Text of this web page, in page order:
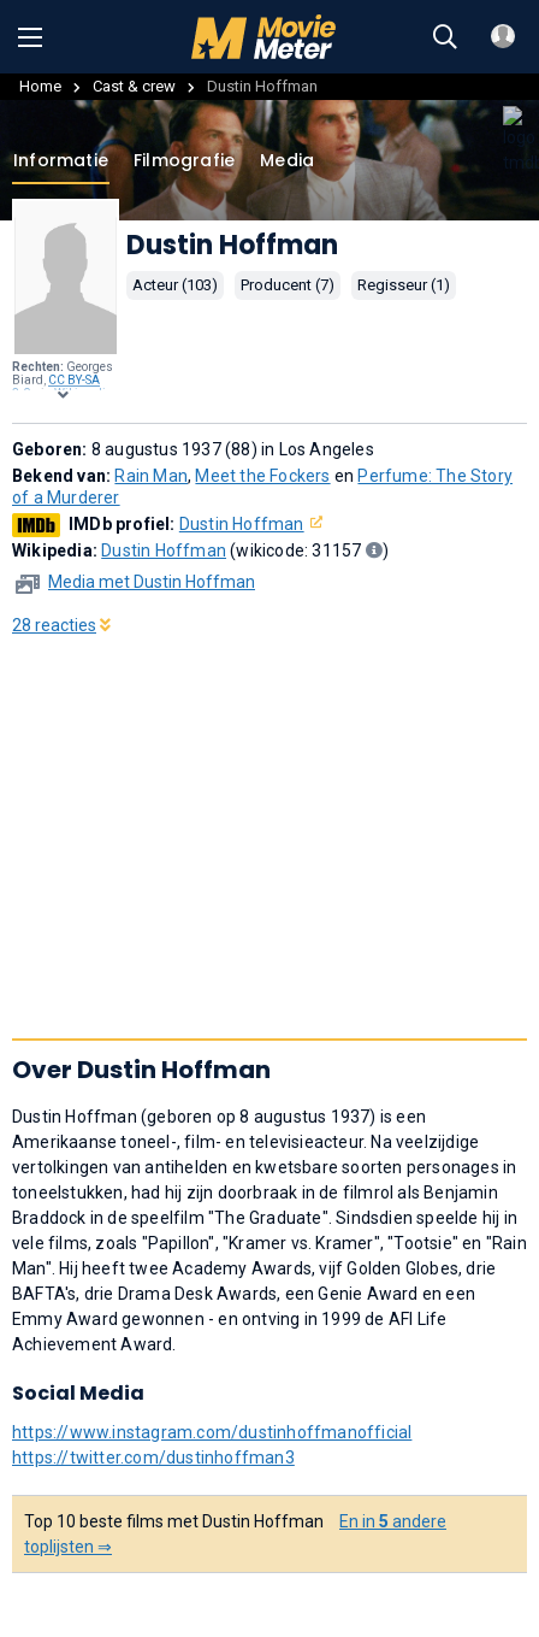
Home Cast & crew Dustin Hoffman
Rechten: Georges
Biard, CC BY-SA
3.0 , via Wikimedia
Informatie Filmografie Media
Dustin Hoffman
Acteur (103) Producent (7) Regisseur (1)
Geboren: 8 augustus 1937 (88) in Los Angeles
Bekend van: Rain Man, Meet the Fockers en Perfume: The Story
of a Murderer
IMDb profiel: Dustin Hoffman
Wikipedia: Dustin Hoffman (wikicode: 31157
)
Media met Dustin Hoffman
28 reacties
Over Dustin Hoffman
Dustin Hoffman (geboren op 8 augustus 1937) is een
Amerikaanse toneel-, film- en televisieacteur. Na veelzijdige
vertolkingen van antihelden en kwetsbare soorten personages in
toneelstukken, had hij zijn doorbraak in de filmrol als Benjamin
Braddock in de speelfilm "The Graduate". Sindsdien speelde hij in
vele films, zoals "Papillon", "Kramer vs. Kramer", "Tootsie" en "Rain
Man". Hij heeft twee Academy Awards, vijf Golden Globes, drie
BAFTA's, drie Drama Desk Awards, een Genie Award en een
Emmy Award gewonnen - en ontving in 1999 de AFI Life
Achievement Award.
Social Media
https://www.instagram.com/dustinhoffmanofficial
https://twitter.com/dustinhoffman3
Top 10 beste films met Dustin Hoffman En in 5 andere
toplijsten ⇒